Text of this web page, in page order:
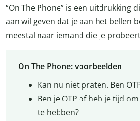
“On The Phone” is een uitdrukking
aan wil geven dat je aan het bellen
meestal naar iemand die je
On The Phone: voorbeelden
Kan nu niet praten. Ben
Ben je OTP of heb je tijd
te hebben?